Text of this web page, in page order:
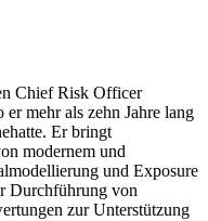
Chief Risk Officer
mehr als zehn Jahre lang
Er bringt
modernem und
und Exposure
Durchführung von
zur Unterstützung